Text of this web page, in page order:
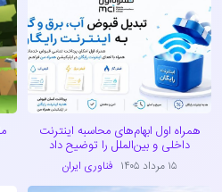
همراه اول ابهام‌های محاسبه اینترنت
داخلی و بین‌الملل را توضیح داد
۱۵ مرداد ۱۴۰۵ فناوری ایران